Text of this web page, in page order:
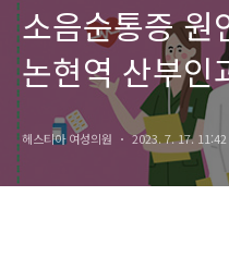
소음순통증 원
논현역 산부인
여성의원
헤스티아 여성의원 2023. 7. 17. 11:42